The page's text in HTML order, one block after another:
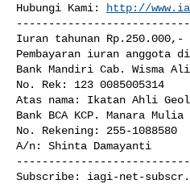
Hubungi Kami:
http://
Iuran tahunan
Pembayaran iuran anggota
Bank Mandiri Cab. Wisma
No. Rek: 123 0085005314
Atas nama: Ikatan Ahli
Bank BCA KCP. Manara Mulia
No. Rekening: 255-1088580
A/n: Shinta Damayanti
Subscribe: iagi-net-